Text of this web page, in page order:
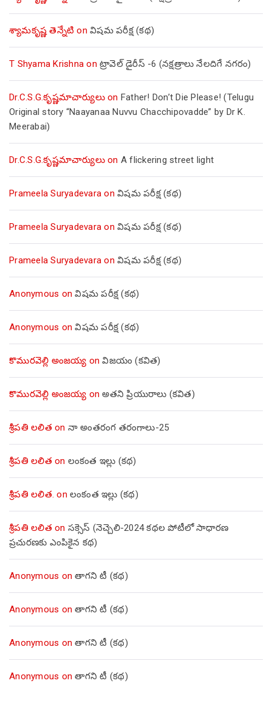
శ్యామకృష్ణ తెన్నేటి on విషమ పరీక్ష (క‌థ‌)
T Shyama Krishna on ట్రావెల్ డైరీస్ -6 (నక్షత్రాలు నేలదిగే నగరం)
Dr.C.S.G.కృష్ణమాచార్యులుon Father! Don’t Die Please! (Telugu
Original story “Naayanaa Nuvvu Chacchipovadde” by Dr K.
Meerabai)
Dr.C.S.G.కృష్ణమాచార్యులుon A flickering street light
Prameela Suryadevara on విషమ పరీక్ష (క‌థ‌)
Prameela Suryadevara on విషమ పరీక్ష (క‌థ‌)
Prameela Suryadevara on విషమ పరీక్ష (క‌థ‌)
Anonymous onవిషమ పరీక్ష (క‌థ‌)
Anonymous onవిషమ పరీక్ష (క‌థ‌)
కొమురవెల్లి అంజయ్య onవిజయం (కవిత)
కొమురవెల్లి అంజయ్య onఅతని ప్రియురాలు (కవిత)
శ్రీపతి లలిత on నా అంతరంగ తరంగాలు-25
శ్రీపతి లలిత on లంకంత ఇల్లు (కథ)
శ్రీపతి లలిత. on లంకంత ఇల్లు (కథ)
శ్రీపతి లలిత on సక్సెస్ (నెచ్చెలి-2024 కథల పోటీలో సాధారణ
ప్రచురణకు ఎంపికైన కథ)
Anonymous onతాగని టీ (కథ)
Anonymous onతాగని టీ (కథ)
Anonymous onతాగని టీ (కథ)
Anonymous onతాగని టీ (కథ)